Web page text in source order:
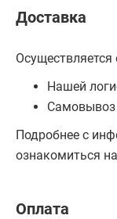
Доставка
Нашей
Самовывоз
Подробнее с
ознакомиться
Оплата